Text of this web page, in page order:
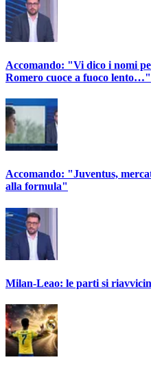
Accomando: "Vi dico i nomi
Romero cuoce a fuoco lento…"
Accomando: "Juventus,
alla formula"
Milan-Leao: le parti si